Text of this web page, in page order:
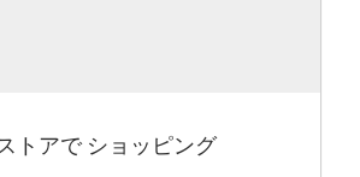
トアで ショッピング